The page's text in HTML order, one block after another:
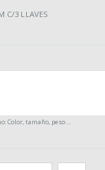
C/3 LLAVES
Color, tamaño, peso ...